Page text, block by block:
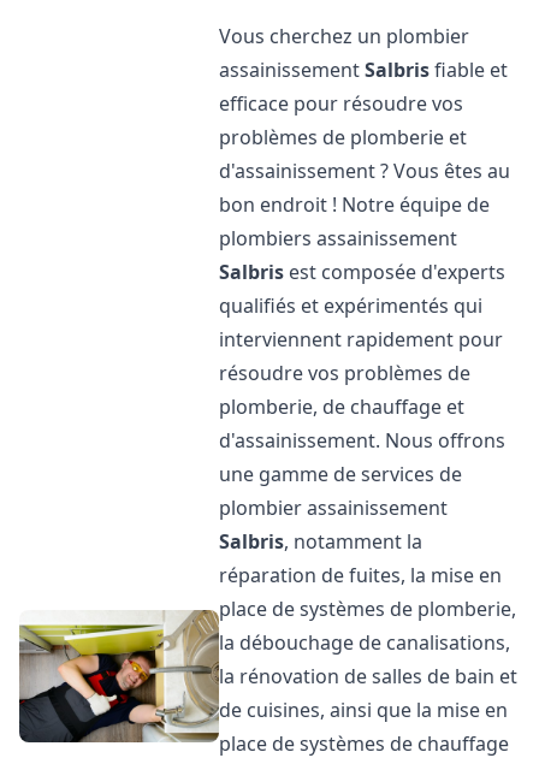
Vous cherchez un plombier
assainissementSalbrisfiable et
efficace pour résoudre vos
problèmes de plomberie et
d'assainissement ? Vous êtes au
bon endroit ! Notre équipe de
plombiers assainissement
Salbris est composée d'experts
qualifiés et expérimentés qui
interviennent rapidement pour
résoudre vos problèmes de
plomberie, de chauffage et
d'assainissement. Nous offrons
une gamme de services de
plombier assainissement
Salbris, notamment la
réparation de fuites, la mise en
place de systèmes de plomberie,
la débouchage de canalisations,
la rénovation de salles de bain et
de cuisines, ainsi que la mise en
place de systèmes de chauffage